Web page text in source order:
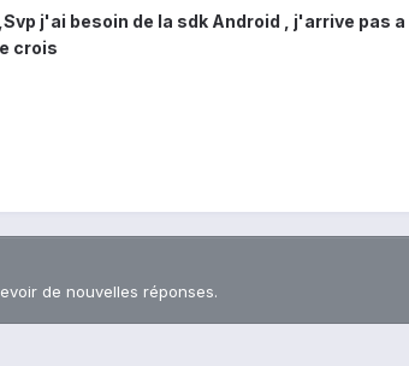
j'ai besoin de la sdk Android , j'arrive
crois
de nouvelles réponses.